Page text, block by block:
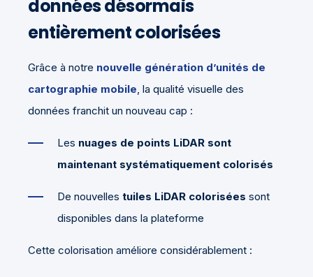
données désormais
entièrement colorisées
Grâce à notre nouvelle génération d’unités de
cartographie mobile , la qualité visuelle des
données franchit un nouveau cap :
Les nuages de points LiDAR sont
maintenant systématiquement colorisés
De nouvelles tuiles LiDAR colorisées sont
disponibles dans la plateforme
Cette colorisation améliore considérablement :